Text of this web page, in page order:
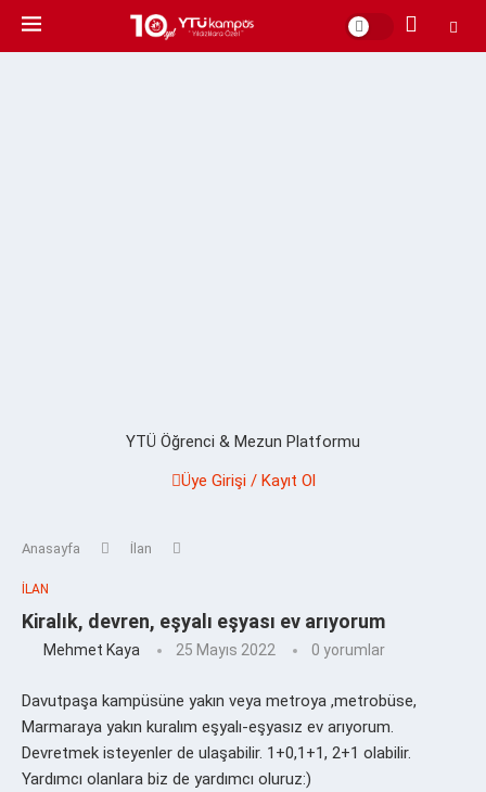
YTÜ Öğrenci & Mezun Platformu
Üye Girişi / Kayıt Ol
Anasayfa İlan
İLAN
Kiralık, devren, eşyalı eşyası ev arıyorum
Mehmet Kaya 25 Mayıs 2022 0 yorumlar
Davutpaşa kampüsüne yakın veya metroya ,metrobüse,
Marmaraya yakın kuralım eşyalı-eşyasız ev arıyorum.
Devretmek isteyenler de ulaşabilir. 1+0,1+1, 2+1 olabilir.
Yardımcı olanlara biz de yardımcı oluruz:)